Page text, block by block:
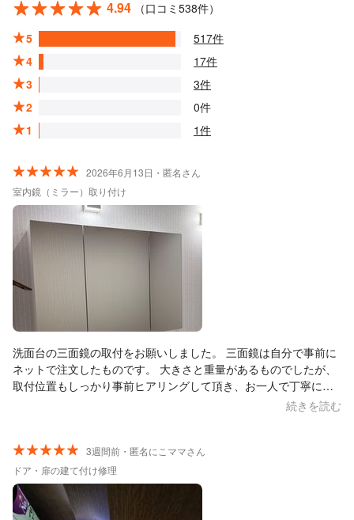
4.94
（口コミ538件）
5
517件
4
17件
3
3件
2
0件
1
1件
2026年6月13日・匿名さん
室内鏡（ミラー）取り付け
洗面台の三面鏡の取付をお願いしました。 三面鏡は自分で事前に
ネットで注文したものです。 大きさと重量があるものでしたが、
取付位置もしっかり事前ヒアリングして頂き、お一人で丁寧に正
確に設置して頂きました。 壁への設置は何社か断られており困っ
られました。 ありがとうございました。
続きを読む
3週間前・匿名にこママさん
ドア・扉の建て付け修理